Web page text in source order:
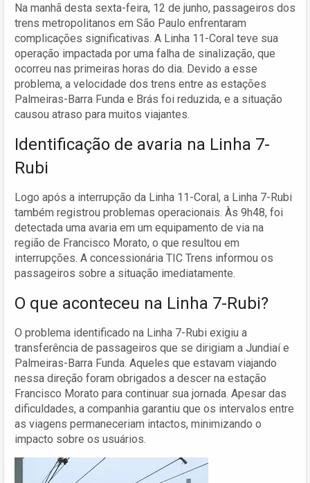
Na manhã desta sexta-feira, 12 de junho, passageiros dos
trens metropolitanos em São Paulo enfrentaram
complicações significativas. A Linha 11-Coral teve sua
operação impactada por uma falha de sinalização, que
ocorreu nas primeiras horas do dia. Devido a esse
problema, a velocidade dos trens entre as estações
Palmeiras-Barra Funda e Brás foi reduzida, e a situação
causou atraso para muitos viajantes.
Identificação de avaria na Linha 7-
Rubi
Logo após a interrupção da Linha 11-Coral, a Linha 7-Rubi
também registrou problemas operacionais. Às 9h48, foi
detectada uma avaria em um equipamento de via na
região de Francisco Morato, o que resultou em
interrupções. A concessionária TIC Trens informou os
passageiros sobre a situação imediatamente.
O que aconteceu na Linha 7-Rubi?
O problema identificado na Linha 7-Rubi exigiu a
transferência de passageiros que se dirigiam a Jundiaí e
Palmeiras-Barra Funda. Aqueles que estavam viajando
nessa direção foram obrigados a descer na estação
Francisco Morato para continuar sua jornada. Apesar das
dificuldades, a companhia garantiu que os intervalos entre
as viagens permaneceriam intactos, minimizando o
impacto sobre os usuários.